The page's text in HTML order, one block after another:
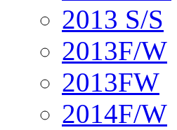
2013 S/S
2013F/W
2013FW
2014F/W